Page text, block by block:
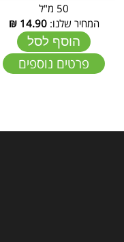
50 מ"ל
המחיר שלנו:14.90
₪
הוסף לסל
פרטים נוספים